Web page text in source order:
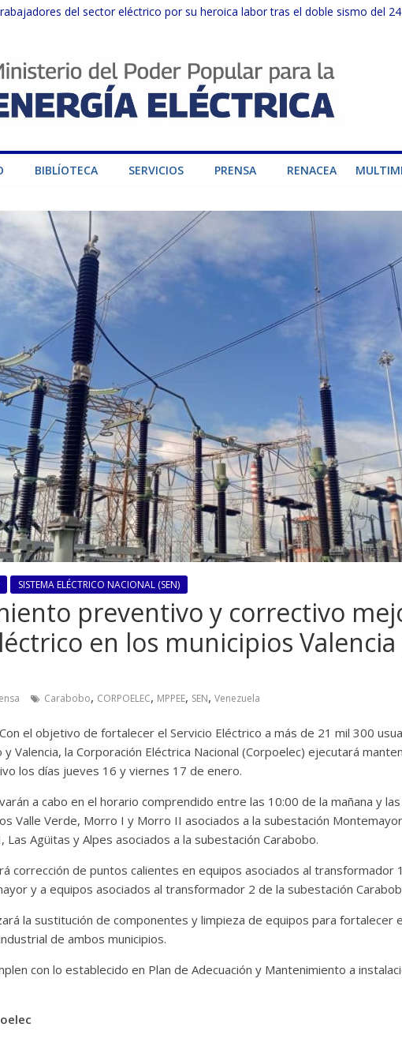
del sector eléctrico por su heroica labor tras el doble sismo del
coordina acciones con el sector privado para fortalecer el SEN ante el
de rehabilitación en instalaciones del SEN en Carabobo
activa plan preventivo para fortalecer el SEN ante el fenómeno de El Niño
recupera el 50% de su capacidad de generación para fortalecer el SEN
BIBLÍOTECA SERVICIOS PRENSA RENACEA
SISTEMA ELÉCTRICO NACIONAL (SEN)
preventivo y correctivo
en los municipios Valencia
Carabobo, CORPOELEC, MPPEE, SEN, Venezuela
Con el objetivo de fortalecer el Servicio Eléctrico a más de 21 mil 300
y Valencia, la Corporación Eléctrica Nacional (Corpoelec) ejecutará
los días jueves 16 y viernes 17 de enero.
a cabo en el horario comprendido entre las 10:00 de la mañana y
Valle Verde, Morro I y Morro II asociados a la subestación
Las Agüitas y Alpes asociados a la subestación Carabobo.
corrección de puntos calientes en equipos asociados al transformador
y a equipos asociados al transformador 2 de la subestación
la sustitución de componentes y limpieza de equipos para fortalecer
de ambos municipios.
con lo establecido en Plan de Adecuación y Mantenimiento a